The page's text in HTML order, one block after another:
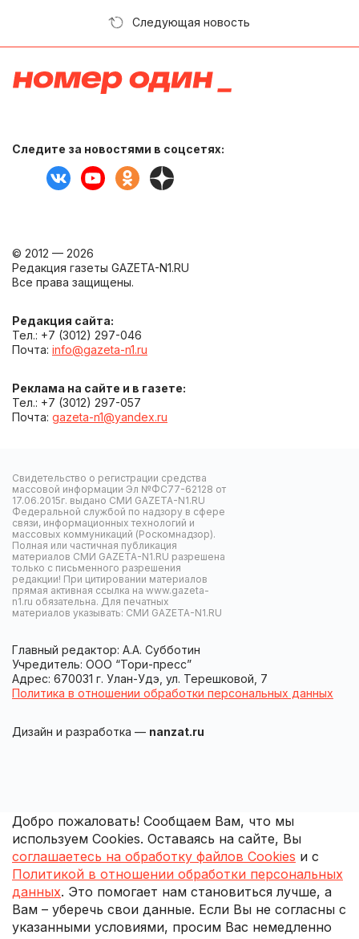
Следующая новость
Следите за новостями в соцсетях:
© 2012 — 2026
Редакция газеты GAZETA-N1.RU
Все права защищены.
Редакция сайта:
Тел.: +7 (3012) 297-046
Почта: info@gazeta-n1.ru
Реклама на сайте и в газете:
Тел.: +7 (3012) 297-057
Почта: gazeta-n1@yandex.ru
Свидетельство о регистрации средства
массовой информации Эл №ФС77-62128 от
17.06.2015г. выдано СМИ GAZETA-N1.RU
Федеральной службой по надзору в сфере
связи, информационных технологий и
массовых коммуникаций (Роскомнадзор).
Полная или частичная публикация
материалов СМИ GAZETA-N1.RU разрешена
только с письменного разрешения
редакции! При цитировании материалов
прямая активная ссылка на www.gazeta-
n1.ru обязательна. Для печатных
материалов указывать: СМИ GAZETA-N1.RU
Главный редактор: А.А. Субботин
Учредитель: ООО “Тори-пресс”
Адрес: 670031 г. Улан-Удэ, ул. Терешковой, 7
Политика в отношении обработки персональных данных
Дизайн и разработка — nanzat.ru
Добро пожаловать! Сообщаем Вам, что мы
используем Cookies. Оставаясь на сайте, Вы
соглашаетесь на обработку файлов Cookies и с
Политикой в отношении обработки персональных
данных. Это помогает нам становиться лучше, а
Вам – уберечь свои данные. Если Вы не согласны с
указанными условиями, просим Вас немедленно